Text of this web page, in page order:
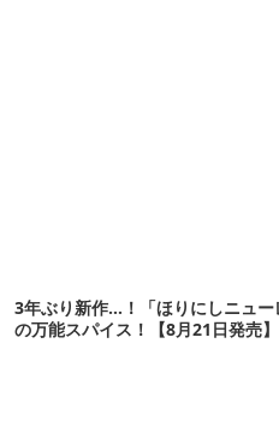
3年ぶり新作…！「ほりにしニュ
の万能スパイス！【8月21日発売】